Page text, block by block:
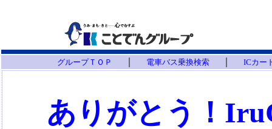
グループＴＯＰ 電車バス乗換検索 ICカー
ありがとう！